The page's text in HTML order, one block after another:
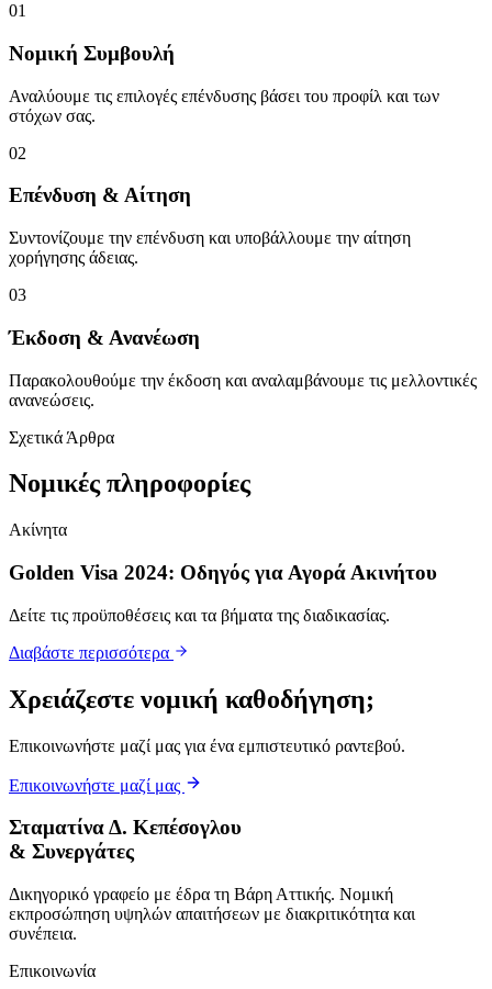
01
Νομική Συμβουλή
Αναλύουμε τις επιλογές επένδυσης βάσει του προφίλ και των
στόχων σας.
02
Επένδυση & Αίτηση
Συντονίζουμε την επένδυση και υποβάλλουμε την αίτηση
χορήγησης άδειας.
03
Έκδοση & Ανανέωση
Παρακολουθούμε την έκδοση και αναλαμβάνουμε τις μελλοντικές
ανανεώσεις.
Σχετικά Άρθρα
Νομικές πληροφορίες
Ακίνητα
Golden Visa 2024: Οδηγός για Αγορά Ακινήτου
Δείτε τις προϋποθέσεις και τα βήματα της διαδικασίας.
Διαβάστε περισσότερα
Χρειάζεστε νομική καθοδήγηση;
Επικοινωνήστε μαζί μας για ένα εμπιστευτικό ραντεβού.
Επικοινωνήστε μαζί μας
Σταματίνα Δ. Κεπέσογλου
& Συνεργάτες
Δικηγορικό γραφείο με έδρα τη Βάρη Αττικής. Νομική
εκπροσώπηση υψηλών απαιτήσεων με διακριτικότητα και
συνέπεια.
Επικοινωνία